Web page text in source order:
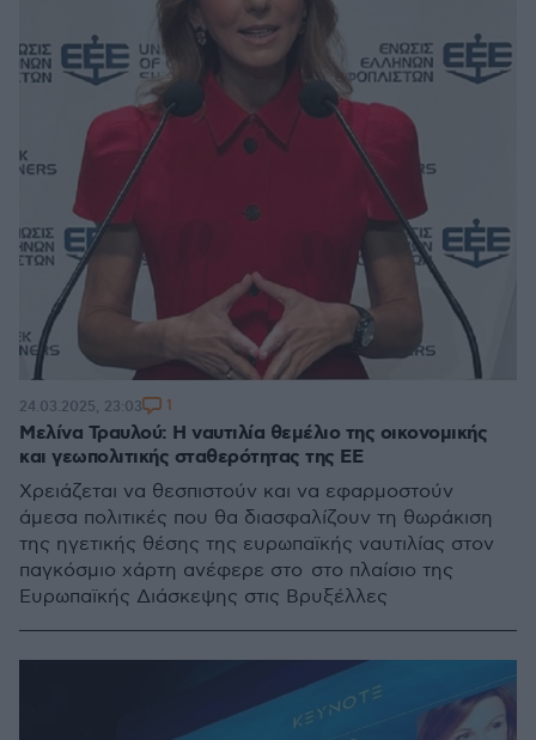
Μελίνα Τραυλού: Η ναυτιλία θεμέλιο της οικονομικής
και γεωπολιτικής σταθερότητας της ΕE
Χρειάζεται να θεσπιστούν και να εφαρμοστούν
άμεσα πολιτικές που θα διασφαλίζουν τη θωράκιση
της ηγετικής θέσης της ευρωπαϊκής ναυτιλίας στον
παγκόσμιο χάρτη ανέφερε στο στο πλαίσιο της
Ευρωπαϊκής Διάσκεψης στις Βρυξέλλες
24.03.2025, 23:03 1